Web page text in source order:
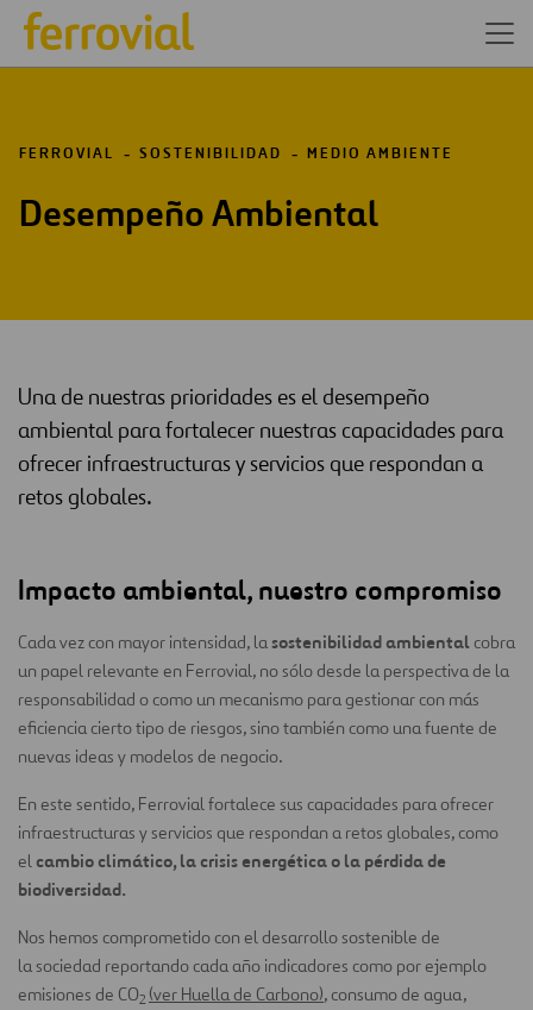
FERROVIAL SOSTENIBILIDAD MEDIO AMBIENTE
Desempeño Ambiental
Una de nuestras prioridades es el desempeño
ambiental para fortalecer nuestras capacidades para
ofrecer infraestructuras y servicios que respondan a
retos globales.
Impacto ambiental, nuestro compromiso
Cada vez con mayor intensidad, lasostenibilidad ambientalcobra
un papel relevante en Ferrovial, no sólo desde la perspectiva de la
responsabilidad o como un mecanismo para gestionar con más
eficiencia cierto tipo de riesgos, sino también como una fuente de
nuevas ideas y modelos de negocio.
En este sentido, Ferrovial fortalece sus capacidades para ofrecer
infraestructuras y servicios que respondan a retos globales, como
elcambio climático, la crisis energética o la pérdida de
biodiversidad.
Nos hemos comprometido con el desarrollo sostenible de
la sociedad reportando cada año indicadores como por ejemplo
emisiones de CO2 (ver Huella de Carbono), consumo de agua,